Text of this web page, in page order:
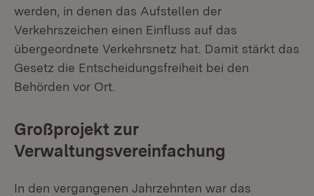
werden, in denen das Aufstellen der
Verkehrszeichen einen Einfluss auf das
übergeordnete Verkehrsnetz hat. Damit stärkt das
Gesetz die Entscheidungsfreiheit bei den
Behörden vor Ort.
Großprojekt zur
Verwaltungsvereinfachung
In den vergangenen Jahrzehnten war das